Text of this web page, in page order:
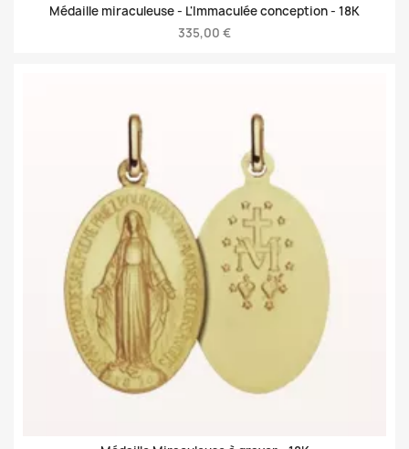
Médaille miraculeuse - L'Immaculée conception - 18K
335,00 €